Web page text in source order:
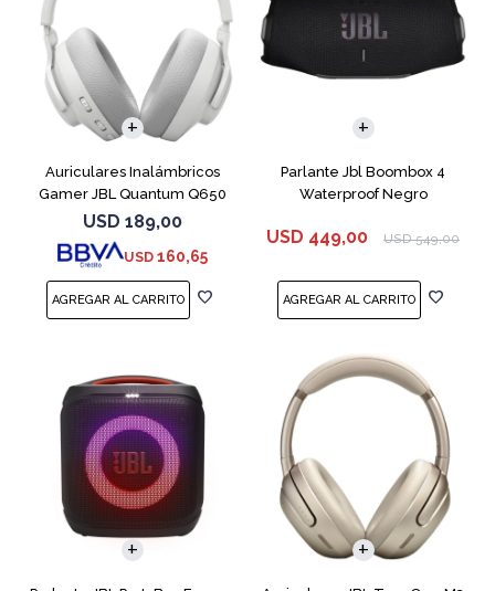
Auriculares Inalámbricos
Gamer JBL Quantum Q650
Blanco
USD 189,00
USD 160,65
Parlante Jbl Boombox 4
Waterproof Negro
USD 449,00 USD 549,00